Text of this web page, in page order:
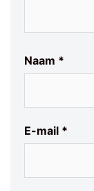
Naam *
E-mail *